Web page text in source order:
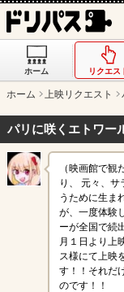
ホーム リクエス
ホーム 上映リクエスト
パリに咲くエトワー
（映画館で
り、 元々、
うために生ま
が、一度体験
ーが全国で続
月１日より上
ス様にて上映
す！！それだ
のです！！